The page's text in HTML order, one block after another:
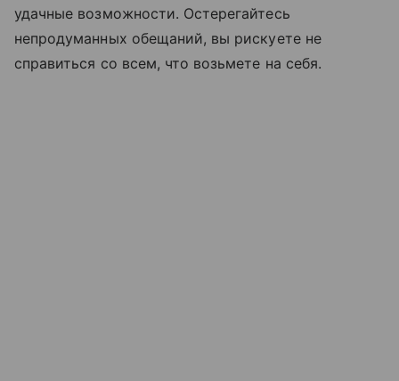
удачные возможности. Остерегайтесь
непродуманных обещаний, вы рискуете не
справиться со всем, что возьмете на себя.